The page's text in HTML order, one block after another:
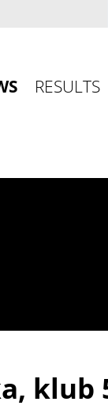
RESULTS
klub